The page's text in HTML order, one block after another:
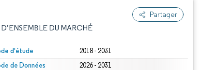
Partager
DU MARCHÉ
d'étude 2018 - 2031
de Données
2026 - 2031